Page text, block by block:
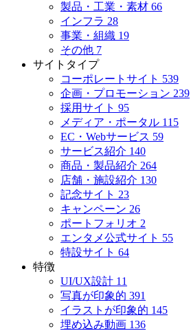
製品・工業・素材 66
インフラ 28
事業・組織 19
その他 7
サイトタイプ
コーポレートサイト 539
企画・プロモーション 239
採用サイト 95
メディア・ポータル 115
EC・Webサービス 59
サービス紹介 140
商品・製品紹介 264
店舗・施設紹介 130
記念サイト 23
キャンペーン 26
ポートフォリオ 2
エンタメ公式サイト 55
特設サイト 64
特徴
UI/UX設計 11
写真が印象的 391
イラストが印象的 145
埋め込み動画 136